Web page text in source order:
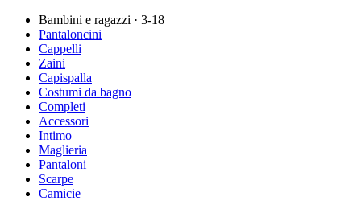
Bambini e ragazzi · 3-18
Pantaloncini
Cappelli
Zaini
Capispalla
Costumi da bagno
Completi
Accessori
Intimo
Maglieria
Pantaloni
Scarpe
Camicie